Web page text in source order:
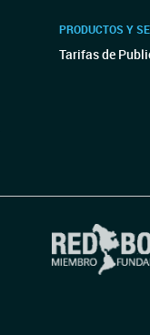
PRODUCTOS Y
Tarifas de